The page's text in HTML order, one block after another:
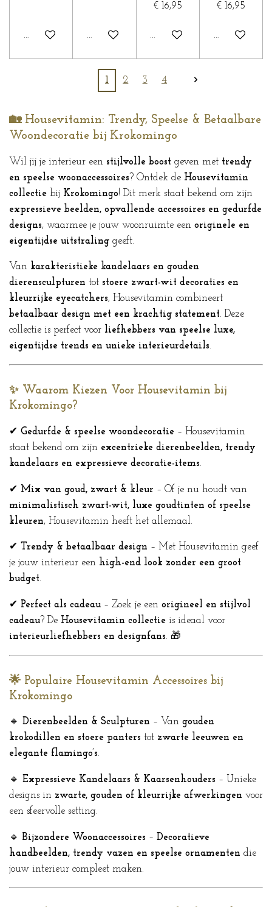
In winkelwagenIn winkelwagen
€ 16,95
In winkelwagen
€ 16,95
In
1 2 3 4
🏡 Housevitamin: Trendy, Speelse & Betaalbare
Woondecoratie bij Krokomingo
Wil jij je interieur een stijlvolle boost geven met trendy
en speelse woonaccessoires ? Ontdek de Housevitamin
collectie bij Krokomingo! Dit merk staat bekend om zijn
expressieve beelden, opvallende accessoires en gedurfde
designs, waarmee je jouw woonruimte een originele en
eigentijdse uitstraling geeft.
Van karakteristieke kandelaars en gouden
dierensculpturen tot stoere zwart-wit decoraties en
kleurrijke eyecatchers, Housevitamin combineert
betaalbaar design met een krachtig statement. Deze
collectie is perfect voor liefhebbers van speelse luxe,
eigentijdse trends en unieke interieurdetails.
✨ Waarom Kiezen Voor Housevitamin bij
Krokomingo?
✔ Gedurfde & speelse woondecoratie – Housevitamin
staat bekend om zijn excentrieke dierenbeelden, trendy
kandelaars en expressieve decoratie-items.
✔ Mix van goud, zwart & kleur – Of je nu houdt van
minimalistisch zwart-wit, luxe goudtinten of speelse
kleuren, Housevitamin heeft het allemaal.
✔ Trendy & betaalbaar design – Met Housevitamin geef
je jouw interieur een high-end look zonder een groot
budget.
✔ Perfect als cadeau – Zoek je een origineel en stijlvol
cadeau? De Housevitamin collectie is ideaal voor
interieurliefhebbers en designfans. 🎁
🌟 Populaire Housevitamin Accessoires bij
Krokomingo
🔹 Dierenbeelden & Sculpturen – Van gouden
krokodillen en stoere panters tot zwarte leeuwen en
elegante flamingo’s.
🔹 Expressieve Kandelaars & Kaarsenhouders – Unieke
designs in zwarte, gouden of kleurrijke afwerkingen voor
een sfeervolle setting.
🔹 Bijzondere Woonaccessoires – Decoratieve
handbeelden, trendy vazen en speelse ornamenten die
jouw interieur compleet maken.